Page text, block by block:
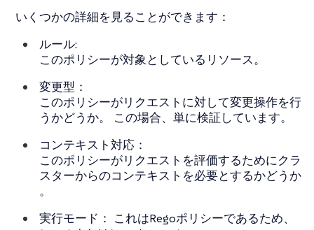
いくつかの詳細を見ることができます：
ルール:
このポリシーが対象としているリソース。
変更型：
このポリシーがリクエストに対して変更操作を行
うかどうか。 この場合、単に検証しています。
コンテキスト対応：
このポリシーがリクエストを評価するためにクラ
スターからのコンテキストを必要とするかどうか
。
実行モード： これはRegoポリシーであるため、